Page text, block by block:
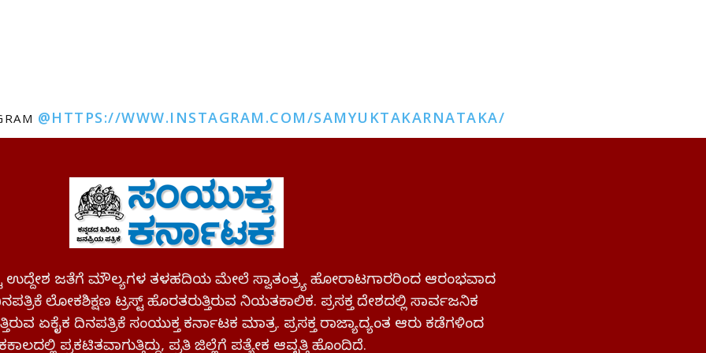
@HTTPS://WWW.INSTAGRAM.COM/SAMYUKTAKARNATAKA/
ಉದ್ದೇಶ ಜತೆಗೆ ಮೌಲ್ಯಗಳ ತಳಹದಿಯ ಮೇಲೆ ಸ್ವಾತಂತ್ರ್ಯ ಹೋರಾಟಗಾರರಿಂದ ಆರಂಭವಾದ
ಲೋಕಶಿಕ್ಷಣ ಟ್ರಸ್ಟ್ ಹೊರತರುತ್ತಿರುವ ನಿಯತಕಾಲಿಕ. ಪ್ರಸಕ್ತ ದೇಶದಲ್ಲಿ ಸಾರ್ವಜನಿಕ
ಏಕೈಕ ದಿನಪತ್ರಿಕೆ ಸಂಯುಕ್ತ ಕರ್ನಾಟಕ ಮಾತ್ರ. ಪ್ರಸಕ್ತ ರಾಜ್ಯಾದ್ಯಂತ ಆರು ಕಡೆಗಳಿಂದ
ಪ್ರಕಟಿತವಾಗುತ್ತಿದ್ದು, ಪ್ರತಿ ಜಿಲ್ಲೆಗೆ ಪತ್ಯೇಕ ಆವೃತ್ತಿ ಹೊಂದಿದೆ.